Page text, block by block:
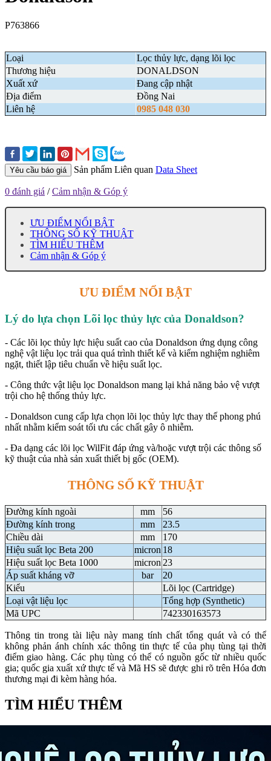
P763866
Loại
Lọc thủy lực, dạng lõi lọc
Thương hiệu
DONALDSON
Xuất xứ
Đang cập nhật
Địa điểm
Đồng Nai
Liên hệ
0985 048 030
Yêu cầu báo giá Sản phẩm Liên quan Data Sheet
0 đánh giá /Cảm nhận & Góp ý
ƯU ĐIỂM NỔI BẬT
THÔNG SỐ KỸ THUẬT
TÌM HIỂU THÊM
Cảm nhận & Góp ý
ƯU ĐIỂM NỔI BẬT
Lý do lựa chọn Lõi lọc thủy lực của Donaldson?
- Các lõi lọc thủy lực hiệu suất cao của Donaldson ứng dụng công
nghệ vật liệu lọc trải qua quá trình thiết kế và kiểm nghiệm nghiêm
ngặt, thiết lập tiêu chuẩn về hiệu suất lọc.
- Công thức vật liệu lọc Donaldson mang lại khả năng bảo vệ vượt
trội cho hệ thống thủy lực.
- Donaldson cung cấp lựa chọn lõi lọc thủy lực thay thế phong phú
nhất nhằm kiểm soát tối ưu các chất gây ô nhiễm.
- Đa dạng các lõi lọc WilFit đáp ứng và/hoặc vượt trội các thông số
kỹ thuật của nhà sản xuất thiết bị gốc (OEM).
THÔNG SỐ KỸ THUẬT
Đường kính ngoài mm
56
Đường kính trong
mm
23.5
Chiều dài
mm
170
Hiệu suất lọc Beta 200
micron 18
Hiệu suất lọc Beta 1000
micron 23
Áp suất kháng vỡ
bar
20
Kiểu
Lõi lọc (Cartridge)
Loại vật liệu lọc
Tổng hợp (Synthetic)
Mã UPC
742330163573
Thông tin trong tài liệu này mang tính chất tổng quát và có thể
không phản ánh chính xác thông tin thực tế của phụ tùng tại thời
điểm giao hàng. Các phụ tùng có thể có nguồn gốc từ nhiều quốc
gia; quốc gia xuất xứ thực tế và Mã HS sẽ được ghi rõ trên Hóa đơn
thương mại đi kèm hàng hóa.
TÌM HIỂU THÊM